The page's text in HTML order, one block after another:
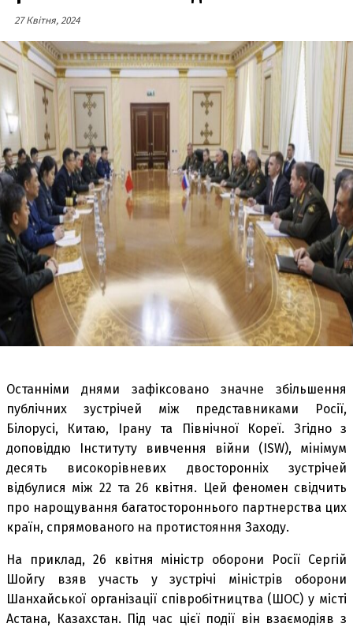
27 Квітня, 2024
Останніми днями зафіксовано значне збільшення
публічних зустрічей між представниками Росії,
Білорусі, Китаю, Ірану та Північної Кореї. Згідно з
доповіддю Інституту вивчення війни (ISW), мінімум
десять високорівневих двосторонніх зустрічей
відбулися між 22 та 26 квітня. Цей феномен свідчить
про нарощування багатостороннього партнерства цих
країн, спрямованого на протистояння Заходу.
На приклад, 26 квітня міністр оборони Росії Сергій
Шойгу взяв участь у зустрічі міністрів оборони
Шанхайської організації співробітництва (ШОС) у місті
Астана, Казахстан. Під час цієї події він взаємодіяв з